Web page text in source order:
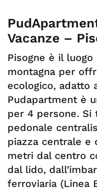
Vacanze –
Pisogne è il
montagna per
ecologico, adatto
Pudapartment è
per 4 persone. Si
pedonale
piazza centrale e
metri dal centro
dal lido,
ferroviaria (Linea